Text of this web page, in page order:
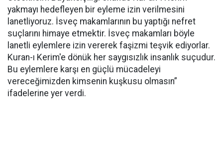
yakmayı hedefleyen bir eyleme izin verilmesini
lanetliyoruz. İsveç makamlarının bu yaptığı nefret
suçlarını himaye etmektir. İsveç makamları böyle
lanetli eylemlere izin vererek faşizmi teşvik ediyorlar.
Kuran-ı Kerim'e dönük her saygısızlık insanlık suçudur.
Bu eylemlere karşı en güçlü mücadeleyi
vereceğimizden kimsenin kuşkusu olmasın”
ifadelerine yer verdi.